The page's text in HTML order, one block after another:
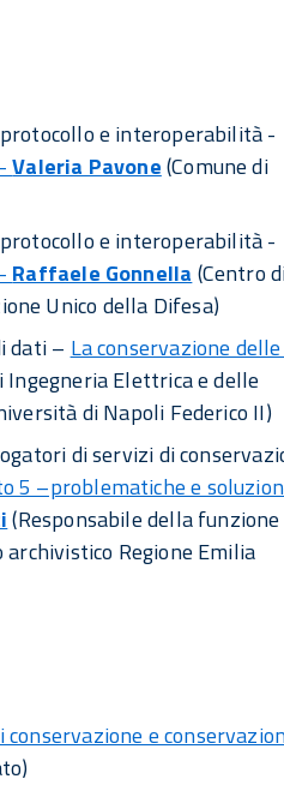
e interoperabilità -
Valeria Pavone(Comune di
e interoperabilità -
Raffaele Gonnella (Centro
Unico della Difesa)
dati – La conservazione
Ingegneria Elettrica e delle
di Napoli Federico II)
di servizi di
5 –problematiche e
(Responsabile della funzione
Regione Emilia
e